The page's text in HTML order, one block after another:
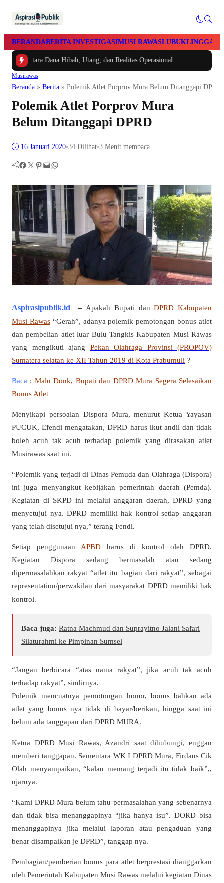
BERANDABERITA INVESTIGASIMUSI RAWASLUBUKLINGGAU
Dana Hibah, Utang, dan Realitas Operasional
Musirawas
Beranda » Berita » Polemik Atlet Porprov Mura Belum Ditanggapi DPRD
Polemik Atlet Porprov Mura
Belum Ditanggapi DPRD
16 Januari 2020•34 Dilihat•3 Menit membaca
Facebook Twitter Pinterest Mail WhatsApp
Aspirasipublik.id – Apakah Bupati danDPRD Kabupaten
Musi Rawas“Gerah”, adanya polemik pemotongan bonus atlet
dan pembelian atlet luar Bulu Tangkis Kabupaten Musi Rawas
yang mengikuti ajang Pekan Olahraga Provinsi (PROPOV)
Sumatera selatan ke XII Tahun 2019 di Kota Prabumuli ?
Baca : Malu Donk, Bupati dan DPRD Mura Segera Selesaikan
Bonus Atlet
Menyikapi persoalan Dispora Mura, menurut Ketua Yayasan
PUCUK, Efendi mengatakan, DPRD harus ikut andil dan tidak
boleh acuh tak acuh terhadap polemik yang dirasakan atlet
Musirawas saat ini.
“Polemik yang terjadi di Dinas Pemuda dan Olahraga (Dispora)
ini juga menyangkut kebijakan pemerintah daerah (Pemda).
Kegiatan di SKPD ini melalui anggaran daerah, DPRD yang
menyetujui nya. DPRD memiliki hak kontrol setiap anggaran
yang telah disetujui nya,” terang Fendi.
Setiap penggunaan APBD harus di kontrol oleh DPRD.
Kegiatan Dispora sedang bermasalah atau sedang
dipermasalahkan rakyat “atlet itu bagian dari rakyat”, sebagai
representation/perwakilan dari masyarakat DPRD memiliki hak
kontrol.
Baca juga: Ratna Machmud dan Suprayitno Jalani Safari
Silaturahmi ke Pimpinan Sumsel
“Jangan berbicara “atas nama rakyat”, jika acuh tak acuh
terhadap rakyat”, sindirnya.
Polemik mencuatnya pemotongan honor, bonus bahkan ada
atlet yang bonus nya tidak di bayar/berikan, hingga saat ini
belum ada tanggapan dari DPRD MURA.
Ketua DPRD Musi Rawas, Azandri saat dihubungi, enggan
memberi tanggapan. Sementara WK I DPRD Mura, Firdaus Cik
Olah menyampaikan, “kalau memang terjadi itu tidak baik”,,
ujarnya.
“Kami DPRD Mura belum tahu permasalahan yang sebenarnya
dan tidak bisa menanggapinya “jika hanya isu”. DORD bisa
menanggapinya jika melalui laporan atau pengaduan yang
benar disampaikan je DPRD”, tanggap nya.
Pembagian/pemberian bonus para atlet berprestasi dianggarkan
oleh Pemerintah Kabupaten Musi Rawas melalui kegiatan Dinas